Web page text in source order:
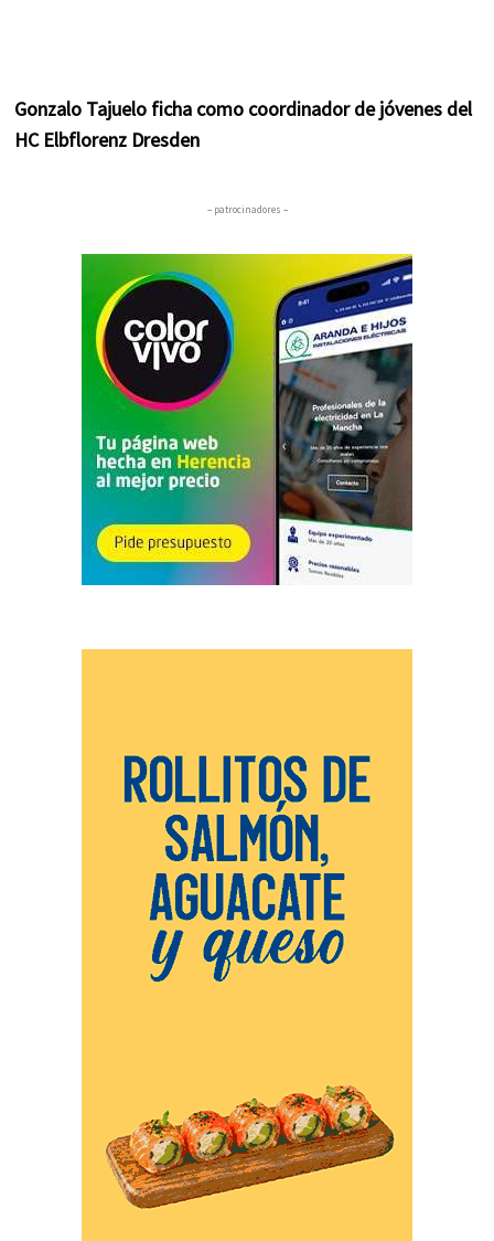
Gonzalo Tajuelo ficha como coordinador de jóvenes del
HC Elbflorenz Dresden
– patrocinadores –